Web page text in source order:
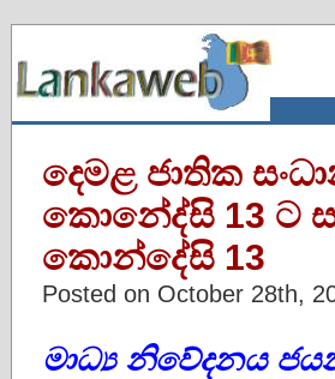
දෙමළ ජාතික
කොනේද්සි 13 ට
කොන්දේසි 13
Posted on October 28th,
මාධ්‍ය නිවේදනය